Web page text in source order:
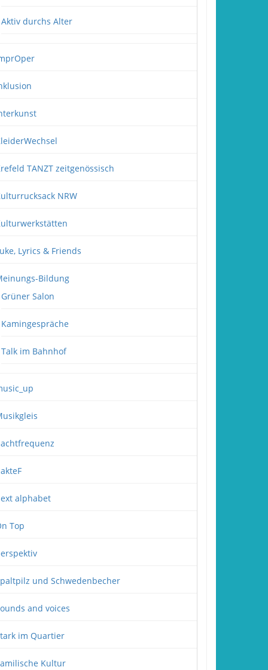
Aktiv durchs Alter
TANZT zeitgenössisch
NRW
Lyrics & Friends
Bildung
Grüner Salon
Kamingespräche
Talk im Bahnhof
alphabet
Top
und Schwedenbecher
and voices
im Quartier
Kultur